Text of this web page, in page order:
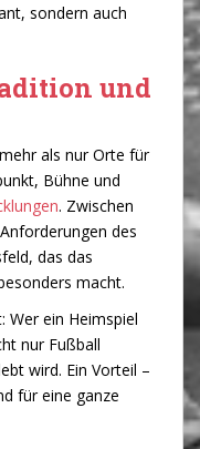
sondern auch
und
als nur Orte für
Bühne und
. Zwischen
des
das das
macht.
Wer ein Heimspiel
nur Fußball
wird. Ein Vorteil –
für eine ganze